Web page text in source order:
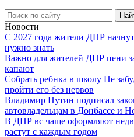
Новости
С 2027 года жители ДНР
нужно знать
Важно для жителей ДНР пени
капают
Собрать ребнка в школу Не
пройти его без нервов
Владимир Путин подписал
автовладельцам в Донбассе и
В ДНР вс чаще оформляют
растут с каждым годом